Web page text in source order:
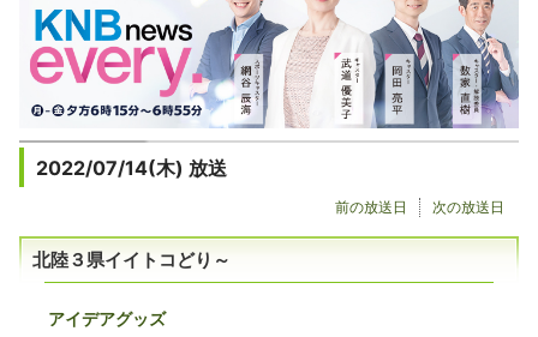
2022/07/14(木) 放送
次の放送日
前の放送日
北陸３県イイトコどり～
アイデアグッズ